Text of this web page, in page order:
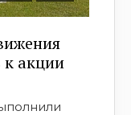
акции